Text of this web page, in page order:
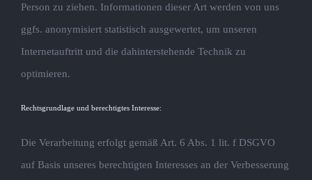
Person zu ziehen. Informationen dieser Art werden von uns
ggfs. anonymisiert statistisch ausgewertet, um unseren
Internetauftritt und die dahinterstehende Technik zu
optimieren.
Rechtsgrundlage und berechtigtes Interesse:
Die Verarbeitung erfolgt gemäß Art. 6 Abs. 1 lit. f DSGVO
auf Basis unseres berechtigten Interesses an der Verbesserung